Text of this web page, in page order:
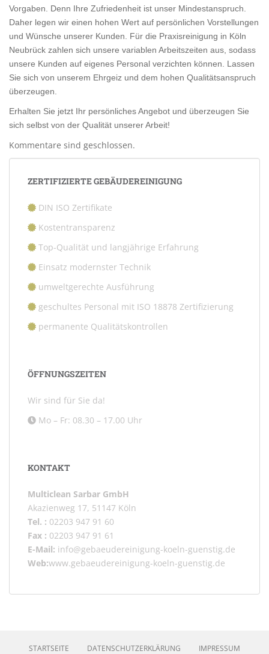
Vorgaben. Denn Ihre Zufriedenheit ist unser Mindestanspruch.
Daher legen wir einen hohen Wert auf persönlichen Vorstellungen
und Wünsche unserer Kunden. Für die Praxisreinigung in Köln
Neubrück zahlen sich unsere variablen Arbeitszeiten aus, sodass
unsere Kunden auf eigenes Personal verzichten können. Lassen
Sie sich von unserem Ehrgeiz und dem hohen Qualitätsanspruch
überzeugen.
Erhalten Sie jetzt Ihr persönliches Angebot und überzeugen Sie
sich selbst von der Qualität unserer Arbeit!
Kommentare sind geschlossen.
ZERTIFIZIERTE GEBÄUDEREINIGUNG
DIN ISO Zertifikate
Kostentransparenz
Top-Qualität und langjährige Erfahrung
Einsatz modernster Technik
umweltgerechte Ausführung
geschultes Personal mit ISO 18878 Zertifizierung
permanente Qualitätskontrollen
ÖFFNUNGSZEITEN
Wir sind für Sie da!
Mo – Fr: 08.30 – 17.00 Uhr
KONTAKT
Multiclean Sarbar GmbH
Akazienweg 17, 51147 Köln
Tel. : 02203 947 91 60
Fax : 02203 947 91 61
E-Mail: info@gebaeudereinigung-koeln-guenstig.de
Web:www.gebaeudereinigung-koeln-guenstig.de
STARTSEITE DATENSCHUTZERKLÄRUNG IMPRESSUM